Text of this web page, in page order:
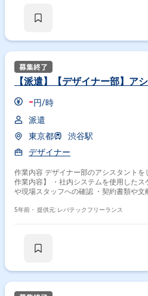
【派遣】【デザイナー部】ア
-円/時
派遣
東京都
渋谷駅
デザイナー
作業内容 デザイナー部のアシスタント
作業内容】 ・社内システムを使用した
や現場スタッフへの確認 ・契約書類や
5年前・ 提供元: レバテックフリーランス